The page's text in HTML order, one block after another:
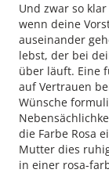
Und zwar so
wenn deine
auseinander
lebst, der bei
über läuft. Eine
auf Vertrauen
Wünsche
die Farbe Rosa
Mutter dies
in einer rosa-